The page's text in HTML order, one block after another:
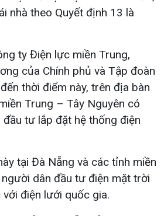
nhà theo Quyết định 13 là
ty Điện lực miền Trung,
của Chính phủ và Tập đoàn
thời điểm này, trên địa bàn
Trung – Tây Nguyên có
tư lắp đặt hệ thống điện
tại Đà Nẵng và các tỉnh miền
dân đầu tư điện mặt trời
điện lưới quốc gia.